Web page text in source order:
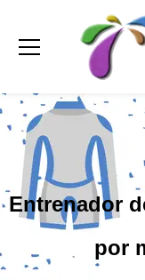
Entrenador
por